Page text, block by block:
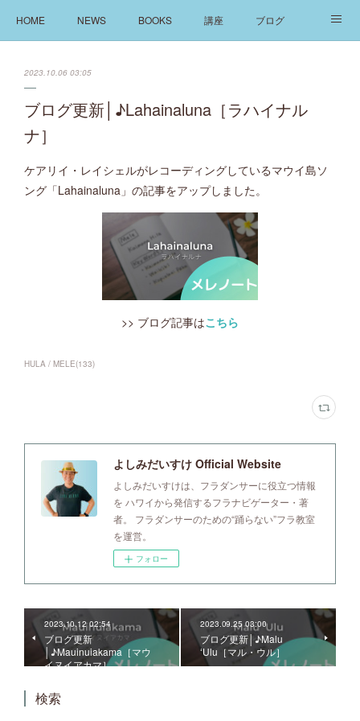
HOME NEWS BOOKS 講座 ブログ
2023.10.06 03:05
ブログ更新│♪Lahainaluna［ラハイナル
ナ］
ケアリイ・レイシェルがレコーディングしているマウイ島ソ
ング「Lahainaluna」の記事をアップしました。
>> ブログ記事はこちら
HULA / MELE(133)
よしみだいすけ Official Website
よしみだいすけは、フラダンサーに役立つ情報
を ハワイから発信するフラナビゲーター・著
者。 フラダンサーのための“踊らない”フラ教室
を運営。
フォロー
2023.10.12 02:54
ブログ更新
│♪Mauinuiakama［マウ
イヌイアカマ］
2023.09.25 03:00
ブログ更新│♪Malu
ʻUlu［マル・ウル］
検索